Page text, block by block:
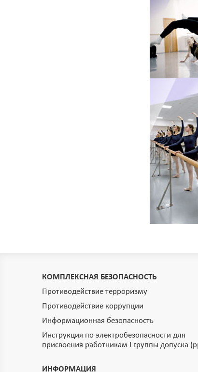
КОМПЛЕКСНАЯ БЕЗОПАСНОСТЬ
Противодействие терроризму
Противодействие коррупции
Информационная безопасность
Инструкция по электробезопасности для
присвоения работникам I группы допуска
ИНФОРМАЦИЯ